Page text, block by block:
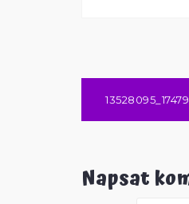
Navigace
pro
Napsat